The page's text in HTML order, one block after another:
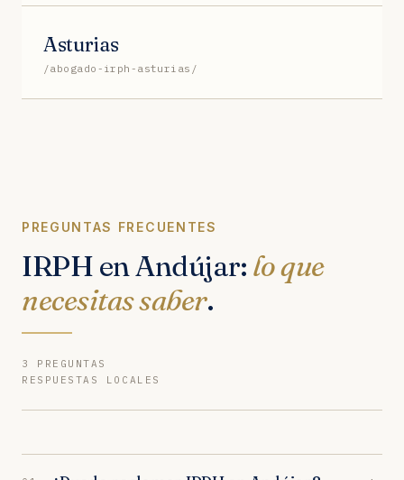
Asturias
/abogado-irph-asturias/
PREGUNTAS FRECUENTES
IRPH en Andújar: lo que
necesitas saber.
3 PREGUNTAS
RESPUESTAS LOCALES